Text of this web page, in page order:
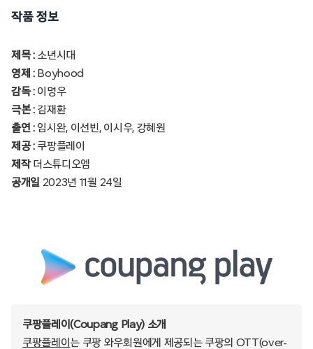
작품 정보
제목 : 소년시대
영제 :Boyhood
감독 : 이명우
극본 : 김재환
출연 : 임시완, 이선빈, 이시우, 강혜원
제공 :쿠팡플레이
제작더스튜디오엠
공개일 2023년 11월 24일
쿠팡플레이(Coupang Play) 소개
쿠팡플레이 는 쿠팡 와우회원에게 제공되는 쿠팡의 OTT(over-